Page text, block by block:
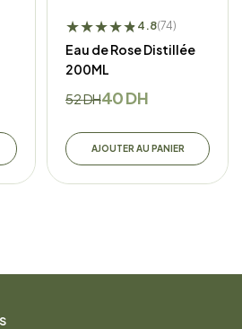
★★★★★
★4.8(74)
Eau de Rose Distillée
200ML
52DH40DH
AJOUTER AU PANIER